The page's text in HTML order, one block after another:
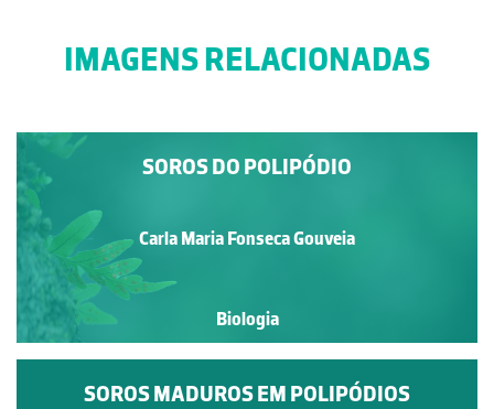
IMAGENS RELACIONADAS
SOROS DO POLIPÓDIO
Carla Maria Fonseca Gouveia
Biologia
SOROS MADUROS EM POLIPÓDIOS